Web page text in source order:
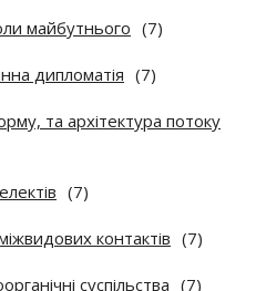
майбутнього (7)
дипломатія (7)
та архітектура потоку
(7)
контактів (7)
суспільства (7)